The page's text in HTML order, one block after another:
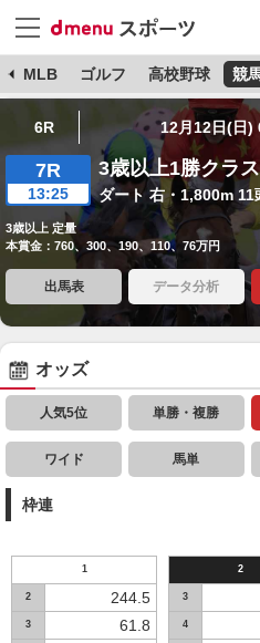
MLB ゴルフ 高校野球 競
6R 12月12日(日)
7R
13:25
3歳以上1勝クラ
ダート 右・1,800m 11
3歳以上 定量
本賞金：760、300、190、110、76万円
出馬表 データ分析
オッズ
人気5位 単勝・複勝
ワイド 馬単
枠連
1
2 244.5
3 61.8
2
3
4